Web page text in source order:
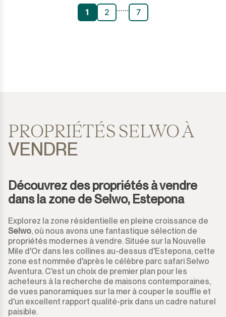
1 2 ...... 7
PROPRIÉTÉS SELWO À
VENDRE
Découvrez des propriétés à vendre
dans la zone de Selwo, Estepona
Explorez la zone résidentielle en pleine croissance de
Selwo, où nous avons une fantastique sélection de
propriétés modernes à vendre. Située sur la Nouvelle
Mile d'Or dans les collines au-dessus d'Estepona, cette
zone est nommée d'après le célèbre parc safari Selwo
Aventura. C'est un choix de premier plan pour les
acheteurs à la recherche de maisons contemporaines,
de vues panoramiques sur la mer à couper le souffle et
d'un excellent rapport qualité-prix dans un cadre naturel
paisible.